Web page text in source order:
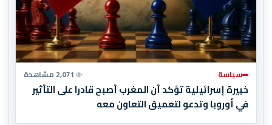
سياسة 2,071 مشاهدة
خبيرة إسرائيلية تؤكد أن المغرب أصبح قادرا على التأثير
في أوروبا وتدعو لتعميق التعاون معه